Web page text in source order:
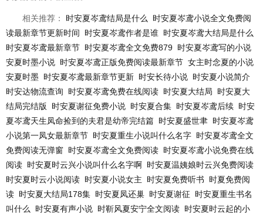
相关推荐： 时安夏岑鸢结局是什么
时安夏岑鸢小说全文免费阅
读最新章节更新时间
时安夏岑鸢作者是谁 时安夏岑鸢大结局是什么
时安夏岑鸢最新章节 时安夏岑鸢全文免费879 时安夏岑鸢写的小说
安夏时墨小说 时安夏岑鸢正版免费阅读最新章节 女主时念夏的小说
安夏时墨 时安夏岑鸢最新章节更新 时安长待小说 时安夏小说简介
时安达物流查询
时安夏岑鸢免费在线阅读 时安夏大结局
时安夏大
结局完结版
时安夏谢征免费小说 时安夏合集 时安夏岑鸢后续 时安
夏岑鸢天生凤命捡到的夫君是幼帝完结篇 时安夏盛世聿 时安夏岑鸢
小说第一凤女最新章节 时安夏重生小说叫什么名字 时安夏岑鸢全文
免费阅读无弹窗 时安夏岑鸢全文免费阅读 时安夏岑鸢小说免费在线
阅读 时安夏时云兴小说叫什么名字啊 时安夏温姨娘时云兴免费阅读
时安夏时云小说阅读 时安夏小说女主 时安夏免费听书
时夏免费阅
读 时安夏大结局178集 时安夏凤还巢 时安夏谢征
时安夏重生书名
叫什么
时安夏有声小说 时靳风夏安宁全文阅读 时安夏时云起的小